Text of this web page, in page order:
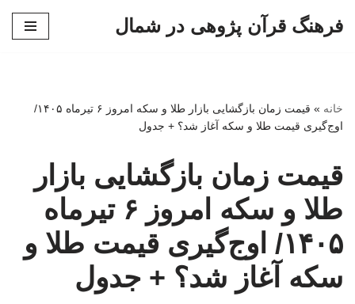
فرهنگ قرآن پژوهی در شمال
خانه »
قیمت زمان بازگشایی بازار طلا و سکه امروز ۶ تیرماه ۱۴۰۵/
اوج‌گیری قیمت طلا و سکه آغاز شد؟ + جدول
قیمت زمان بازگشایی بازار
طلا و سکه امروز ۶ تیرماه
۱۴۰۵/ اوج‌گیری قیمت طلا و
سکه آغاز شد؟ + جدول